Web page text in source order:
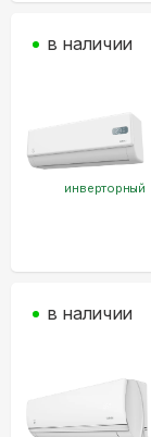
инверторный
в наличии
в наличии